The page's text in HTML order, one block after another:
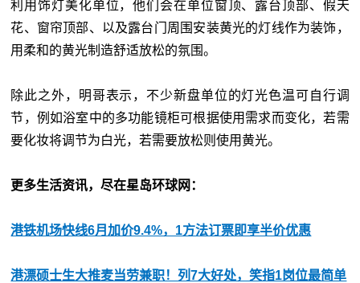
利用饰灯美化单位，他们会在单位窗顶、露台顶部、假天
花、窗帘顶部、以及露台门周围安装黄光的灯线作为装饰，
用柔和的黄光制造舒适放松的氛围。
除此之外，明哥表示，不少新盘单位的灯光色温可自行调
节，例如浴室中的多功能镜柜可根据使用需求而变化，若需
要化妆将调节为白光，若需要放松则使用黄光。
更多生活资讯，尽在星岛环球网：
港铁机场快线6月加价9.4%，1方法订票即享半价优惠
港漂硕士生大推麦当劳兼职！列7大好处，笑指1岗位最简单